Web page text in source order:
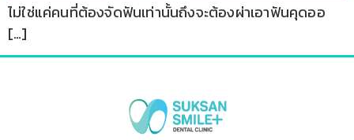
ไม่ใช่แค่คนที่ต้องจัดฟันเท่านั้นถึงจะต้องผ่าเอาฟันคุดออ
[…]